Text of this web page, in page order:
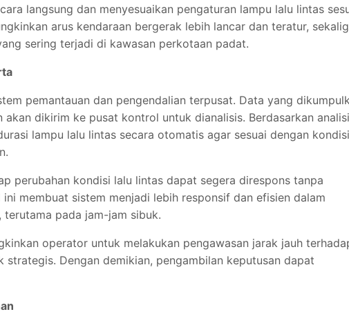
langsung dan menyesuaikan pengaturan lampu lalu lintas
arus kendaraan bergerak lebih lancar dan teratur,
sering terjadi di kawasan perkotaan padat.
pemantauan dan pengendalian terpusat. Data yang
dikirim ke pusat kontrol untuk dianalisis. Berdasarkan
lampu lalu lintas secara otomatis agar sesuai dengan kondisi
perubahan kondisi lalu lintas dapat segera direspons tanpa
membuat sistem menjadi lebih responsif dan efisien dalam
pada jam-jam sibuk.
operator untuk melakukan pengawasan jarak jauh
Dengan demikian, pengambilan keputusan dapat